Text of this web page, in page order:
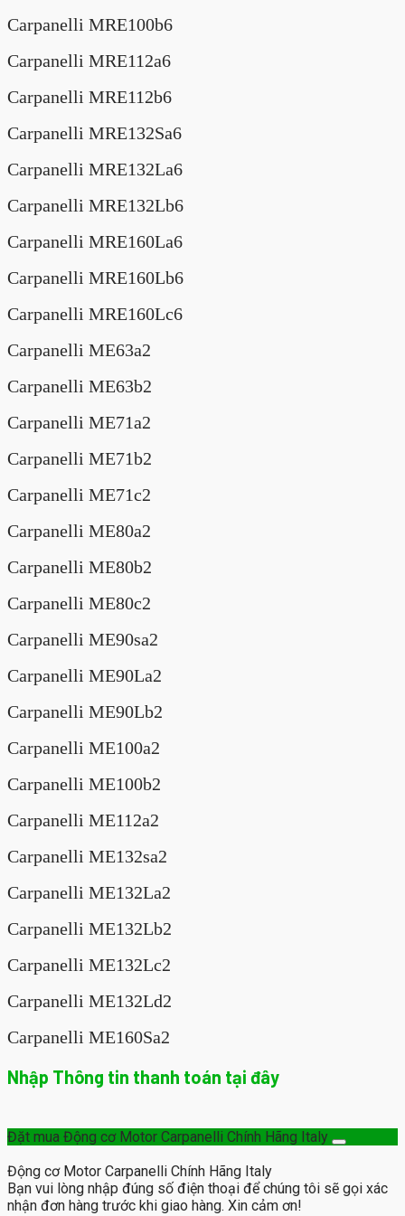
Carpanelli MRE100b6
Carpanelli MRE112a6
Carpanelli MRE112b6
Carpanelli MRE132Sa6
Carpanelli MRE132La6
Carpanelli MRE132Lb6
Carpanelli MRE160La6
Carpanelli MRE160Lb6
Carpanelli MRE160Lc6
Carpanelli ME63a2
Carpanelli ME63b2
Carpanelli ME71a2
Carpanelli ME71b2
Carpanelli ME71c2
Carpanelli ME80a2
Carpanelli ME80b2
Carpanelli ME80c2
Carpanelli ME90sa2
Carpanelli ME90La2
Carpanelli ME90Lb2
Carpanelli ME100a2
Carpanelli ME100b2
Carpanelli ME112a2
Carpanelli ME132sa2
Carpanelli ME132La2
Carpanelli ME132Lb2
Carpanelli ME132Lc2
Carpanelli ME132Ld2
Carpanelli ME160Sa2
Nhập Thông tin thanh toán tại đây
Đặt mua Động cơ Motor Carpanelli Chính Hãng Italy
Động cơ Motor Carpanelli Chính Hãng Italy
Bạn vui lòng nhập đúng số điện thoại để chúng tôi sẽ gọi xác
nhận đơn hàng trước khi giao hàng. Xin cảm ơn!